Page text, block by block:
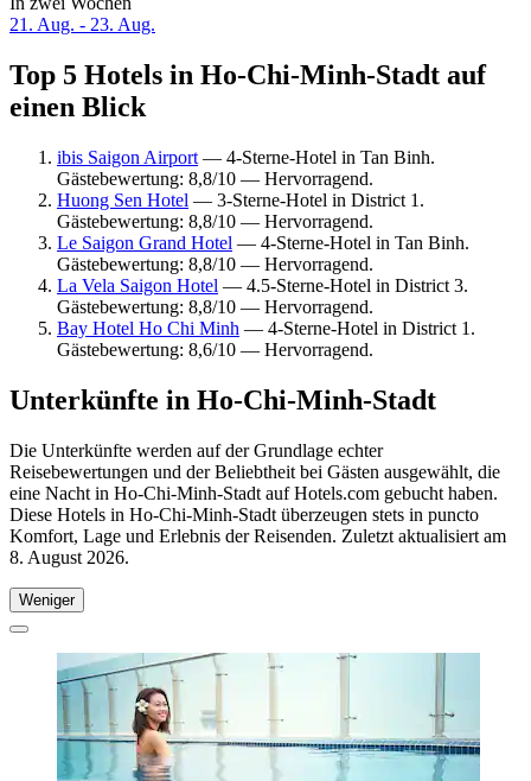
21. Aug. - 23. Aug.
Top 5 Hotels in Ho-Chi-Minh-Stadt auf
einen Blick
ibis Saigon Airport — 4-Sterne-Hotel in Tan Binh.
Gästebewertung: 8,8/10 — Hervorragend.
Huong Sen Hotel — 3-Sterne-Hotel in District 1.
Gästebewertung: 8,8/10 — Hervorragend.
Le Saigon Grand Hotel — 4-Sterne-Hotel in Tan Binh.
Gästebewertung: 8,8/10 — Hervorragend.
La Vela Saigon Hotel — 4.5-Sterne-Hotel in District 3.
Gästebewertung: 8,8/10 — Hervorragend.
Bay Hotel Ho Chi Minh — 4-Sterne-Hotel in District 1.
Gästebewertung: 8,6/10 — Hervorragend.
Unterkünfte in Ho-Chi-Minh-Stadt
Die Unterkünfte werden auf der Grundlage echter
Reisebewertungen und der Beliebtheit bei Gästen ausgewählt, die
eine Nacht in Ho-Chi-Minh-Stadt auf Hotels.com gebucht haben.
Diese Hotels in Ho-Chi-Minh-Stadt überzeugen stets in puncto
Komfort, Lage und Erlebnis der Reisenden. Zuletzt aktualisiert am
8. August 2026.
Weniger